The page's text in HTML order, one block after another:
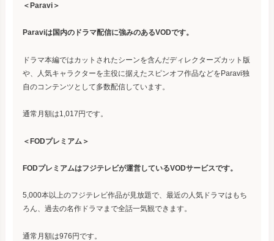
＜Paravi＞
Paraviは国内のドラマ配信に強みのあるVODです。
ドラマ本編ではカットされたシーンを含んだディレクターズカット版
や、人気キャラクターを主役に据えたスピンオフ作品などをParavi独
自のコンテンツとして多数配信しています。
通常月額は1,017円です。
＜FODプレミアム＞
FODプレミアムはフジテレビが運営しているVODサービスです。
5,000本以上のフジテレビ作品が見放題で、最近の人気ドラマはもち
ろん、過去の名作ドラマまで全話一気観できます。
通常月額は976円です。